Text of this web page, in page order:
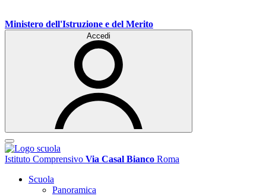
Ministero dell'Istruzione e del Merito
Accedi
Istituto Comprensivo Via Casal Bianco Roma
Scuola
Panoramica